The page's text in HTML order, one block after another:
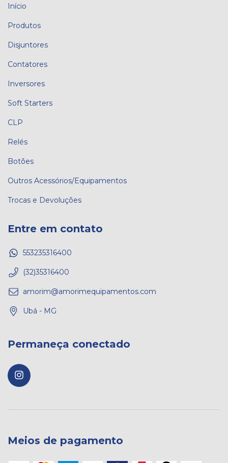
Início
Produtos
Disjuntores
Contatores
Inversores
Soft Starters
CLP
Relés
Botões
Outros Acessórios/Equipamentos
Trocas e Devoluções
Entre em contato
553235316400
(32)35316400
amorim@amorimequipamentos.com
Ubá - MG
Permaneça conectado
Meios de pagamento